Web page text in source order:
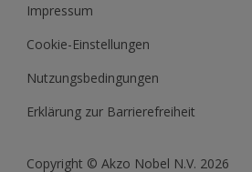
Impressum
Cookie-Einstellungen
Nutzungsbedingungen
Erklärung zur Barrierefreiheit
Copyright © Akzo Nobel N.V. 2026